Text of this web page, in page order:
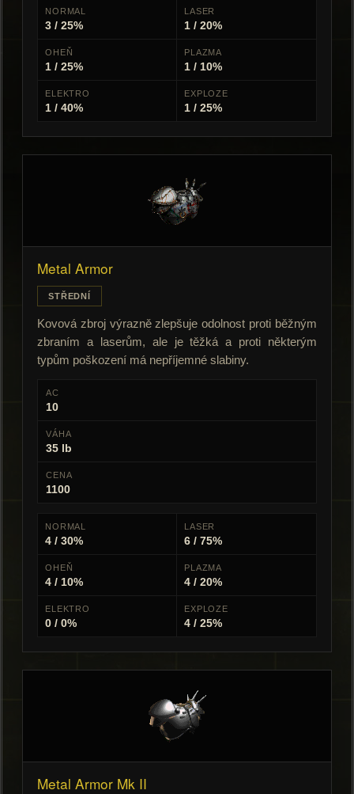
NORMAL
3 / 25%
LASER
1 / 20%
OHEŇ
1 / 25%
PLAZMA
1 / 10%
ELEKTRO
1 / 40%
EXPLOZE
1 / 25%
Metal Armor
STŘEDNÍ
Kovová zbroj výrazně zlepšuje odolnost proti běžným
zbraním a laserům, ale je těžká a proti některým
typům poškození má nepříjemné slabiny.
AC
10
VÁHA
35 lb
CENA
1100
NORMAL
4 / 30%
LASER
6 / 75%
OHEŇ
4 / 10%
PLAZMA
4 / 20%
ELEKTRO
0 / 0%
EXPLOZE
4 / 25%
Metal Armor Mk II